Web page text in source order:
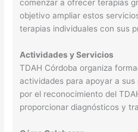
comenzar a ofrecer terapias
objetivo ampliar estos
terapias individuales con sus
Actividades y Servicios
TDAH Córdoba organiza
actividades para apoyar a sus
por el reconocimiento del
proporcionar diagnósticos y